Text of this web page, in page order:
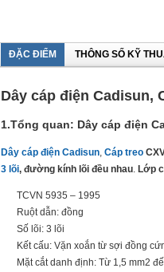
ĐẶC ĐIỂM THÔNG SỐ KỸ
Dây cáp điện Cadisun,
1.Tổng quan: Dây cáp điện
Dây cáp điện Cadisun, Cáp treo
3 lõi, đường kính lõi đều nhau. Lớp
TCVN 5935 – 1995
Ruột dẫn: đồng
Số lõi: 3 lõi
Kết cấu: Vặn xoắn từ sợi đồng
Mặt cắt danh định: Từ 1,5 mm2